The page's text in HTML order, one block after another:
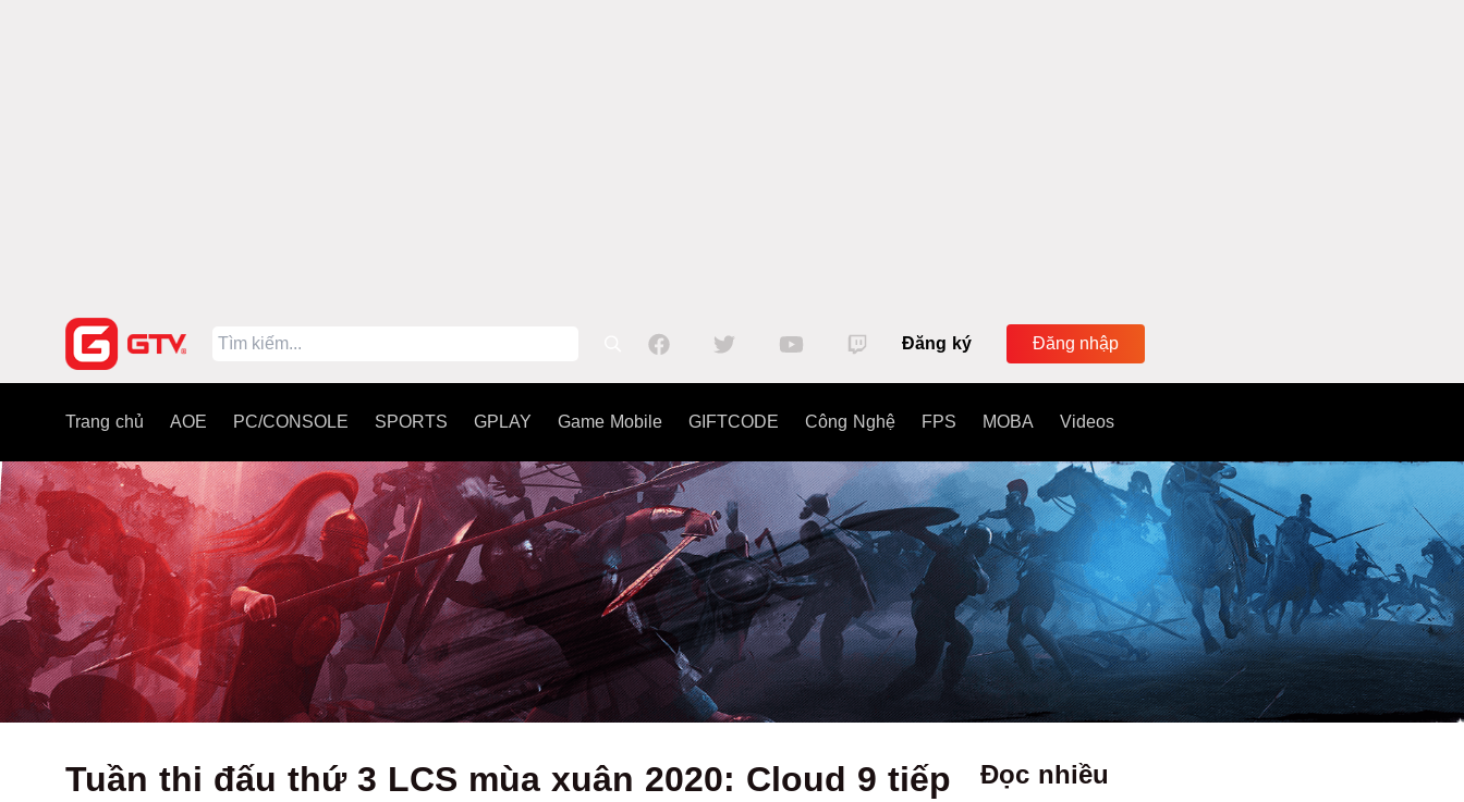
Đăng ký Đăng nhập
Trang chủ AOE PC/CONSOLE SPORTS GPLAY Game Mobile GIFTCODE Công Nghệ FPS MOBA Videos
Tuần thi đấu thứ 3 LCS mùa xuân 2020: Cloud 9 tiếp
Đọc nhiều